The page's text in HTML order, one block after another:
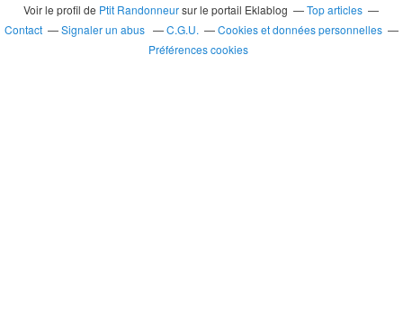
Voir le profil de Ptit Randonneursur le portail Eklablog
Top articles
Contact
Signaler un abus C.G.U.
Cookies et données personnelles
Préférences cookies